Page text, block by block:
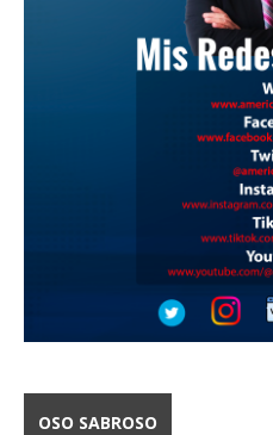
OSO SABROSO